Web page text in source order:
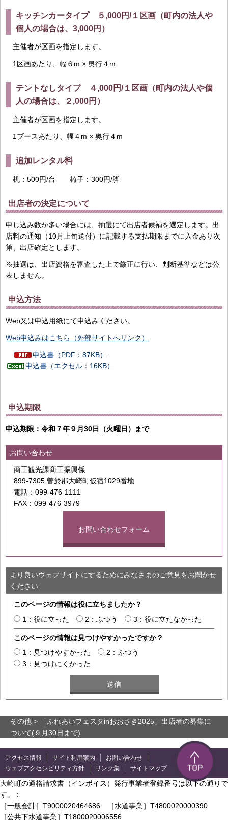
キッチンカータイプ ５,000円/１区画（町内の法人や
個人の場合は、3,000円）
主催者が区画を指定します。
1区画あたり、幅６m × 奥行４m
テントなしタイプ ４,000円/１区画（町内の法人や個
人の場合は、２,000円）
主催者が区画を指定します。
1ブースあたり、幅４m × 奥行４m
追加レンタル料
机：500円/台 椅子：300円/脚
出店者の決定について
申し込み数が多い場合には、抽選にて出店者候補を選定します。出
店料の通知（10月上旬送付）に記載する支払期限までに入金あり次
第、出店確定とします。
※抽選は、出店資格を審査した上で厳正に行い、判断基準などは公
表しません。
申込方法
Web又は申込用紙にて申込みください。
Web申込みはこちら（外部サイトへリンク ）
申込書（PDF：87KB）
申込書（エクセル：16KB）
申込期限
申込期限：令和７年９月30日（火曜日）まで
お問い合わせ
商工観光課商工振興係
899-7305 曽於郡大崎町仮宿1029番地
電話：099-476-1111
FAX：099-476-3979
お問い合わせフォーム
より良いウェブサイトにするためにみなさまのご意見をお聞かせ
ください
このページの情報は役に立ちましたか？
1：役に立った
2：ふつう 3：役に立たなかった
このページの情報は見つけやすかったですか？
1：見つけやすかった
2：ふつう
3：見つけにくかった
その他 > 「ふれあいフェスタinおおさき2025」出店者の募集に
ついて(９月30日まで)
アクセス情報 サイト利用案内
お問い合わせ
ウェブアクセシビリティ方針
リンク集 サイトマップ
大崎町の適格請求書（インボイス）発行事業者登録番号は以下の通りで
す。：
［一般会計］T9000020464686 ［水道事業］T4800020000390
［公共下水道事業］T1800020006556